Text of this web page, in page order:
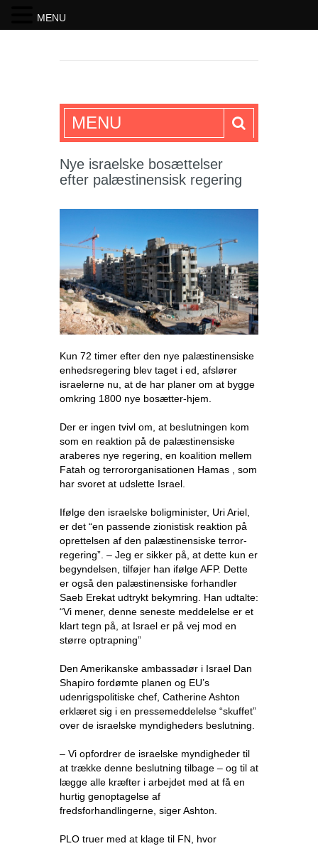
SKRIFTEN
MENU
Nye israelske bosættelser
efter palæstinensisk regering
Kun 72 timer efter den nye palæstinensiske
enhedsregering blev taget i ed, afslører
israelerne nu, at de har planer om at bygge
omkring 1800 nye bosætter-hjem.
Der er ingen tvivl om, at beslutningen kom
som en reaktion på de palæstinensiske
araberes nye regering, en koalition mellem
Fatah og terrororganisationen Hamas , som
har svoret at udslette Israel.
Ifølge den israelske boligminister, Uri Ariel,
er det “en passende zionistisk reaktion på
oprettelsen af den palæstinensiske terror-
regering”. – Jeg er sikker på, at dette kun er
begyndelsen, tilføjer han ifølge AFP. Dette
er også den palæstinensiske forhandler
Saeb Erekat udtrykt bekymring. Han udtalte:
“Vi mener, denne seneste meddelelse er et
klart tegn på, at Israel er på vej mod en
større optrapning”
Den Amerikanske ambassadør i Israel Dan
Shapiro fordømte planen og EU’s
udenrigspolitiske chef, Catherine Ashton
erklæret sig i en pressemeddelelse “skuffet”
over de israelske myndigheders beslutning.
– Vi opfordrer de israelske myndigheder til
at trække denne beslutning tilbage – og til at
lægge alle kræfter i arbejdet med at få en
hurtig genoptagelse af
fredsforhandlingerne, siger Ashton.
PLO truer med at klage til FN, hvor
MENU